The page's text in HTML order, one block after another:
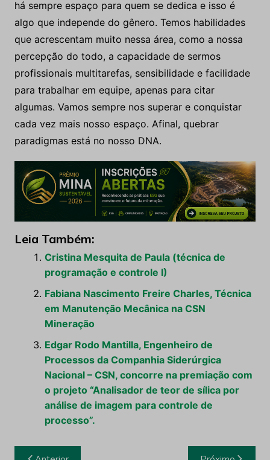
há sempre espaço para quem se dedica e isso é
algo que independe do gênero. Temos habilidades
que acrescentam muito nessa área, como a nossa
percepção do todo, a capacidade de sermos
profissionais multitarefas, sensibilidade e facilidade
para trabalhar em equipe, apenas para citar
algumas. Vamos sempre nos superar e conquistar
cada vez mais nosso espaço. Afinal, quebrar
paradigmas está no nosso DNA.
Leia Também:
Cristina Mesquita de Paula (técnica de
programação e controle I)
Fabiana Nascimento Freire Charles, Técnica
em Manutenção Mecânica na CSN
Mineração
Edgar Rodo Mantilla, Engenheiro de
Processos da Companhia Siderúrgica
Nacional – CSN, concorre na premiação com
o projeto “Analisador de teor de sílica por
análise de imagem para controle de
processo”.
Navegação